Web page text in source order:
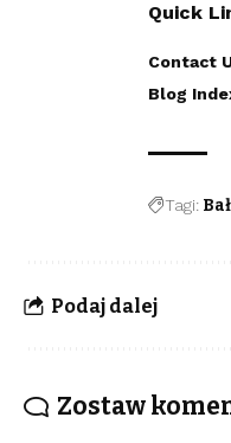
Quick
Contact
Blog
Tagi:
Podaj dalej
Zostaw